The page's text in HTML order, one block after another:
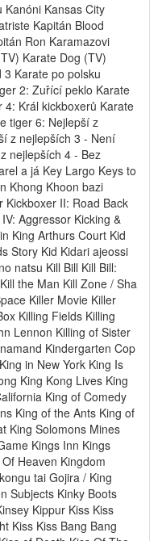
Kanóni Kansas City
Kapitán Blood
Ron Karamazovi
Karate Dog (TV)
3 Karate po polsku
2: Zuřící peklo Karate
Král kickboxerů Karate
tiger 6: Nejlepší z
z nejlepších 3 - Není
nejlepších 4 - Bez
a já Key Largo Keys to
Khong Khoon bazi
Kickboxer II: Road Back
Aggressor Kicking &
King Arthurs Court Kid
Story Kid Kidari ajeossi
natsu Kill Bill Kill Bill:
the Man Kill Zone / Sha
Killer Movie Killer
Killing Fields Killing
Lennon Killing of Sister
Kindergarten Cop
in New York King Is
King Kong Lives King
King of Comedy
King of the Ants King of
King Solomons Mines
Kings Inn Kings
Heaven Kingdom
tai Gojira / King
Subjects Kinky Boots
Kippur Kiss Kiss
Kiss Kiss Bang Bang